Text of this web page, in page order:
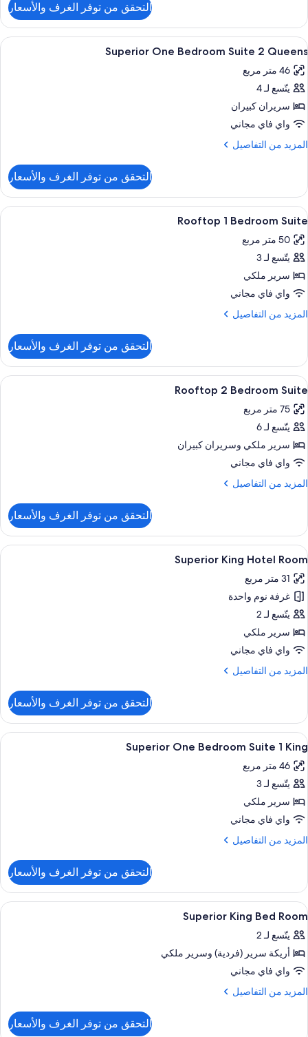
Superior
Hotel
Room
Queen
التحقق من توفر الغرف والأسعار
استعراض
جميع
صور
Superior
One
Bedroom
Suite
أغطية فراش متميزة وخزنة داخل الغرفة
8
Superior One Bedroom Suite 2 Queens
46 متر مربع
يتّسع لـ 4
سريران كبيران
واي فاي مجاني
المزيد من التفاصيل
المزيد
Superior
One
Bedroom
2
Queens
التحقق من توفر الغرف والأسعار
استعراض
جميع
صور
Rooftop
1
Bedroom
Suite
أغطية فراش متميزة وخزنة داخل الغرفة
10
Rooftop 1 Bedroom Suite
50 متر مربع
يتّسع لـ 3
سرير ملكي
واي فاي مجاني
المزيد من التفاصيل
المزيد
Rooftop
Bedroom
التحقق من توفر الغرف والأسعار
استعراض
جميع
صور
Rooftop
2
Bedroom
Suite
أغطية فراش متميزة وخزنة داخل الغرفة
10
Rooftop 2 Bedroom Suite
75 متر مربع
يتّسع لـ 6
سرير ملكي‫‬ وسريران كبيران
واي فاي مجاني
المزيد من التفاصيل
المزيد
Rooftop
Bedroom
التحقق من توفر الغرف والأسعار
استعراض
جميع
صور
Superior
King
Hotel
Room
أغطية فراش متميزة وخزنة داخل الغرفة
8
Superior King Hotel Room
31 متر مربع
غرفة نوم واحدة
يتّسع لـ 2
سرير ملكي
واي فاي مجاني
المزيد من التفاصيل
المزيد
Superior
King
Hotel
Room
التحقق من توفر الغرف والأسعار
استعراض
جميع
صور
Superior
One
Bedroom
Suite
أغطية فراش متميزة وخزنة داخل الغرفة
8
Superior One Bedroom Suite 1 King
46 متر مربع
يتّسع لـ 3
سرير ملكي
واي فاي مجاني
المزيد من التفاصيل
المزيد
Superior
One
Bedroom
King
التحقق من توفر الغرف والأسعار
استعراض
جميع
صور
Superior
King
Bed
أغطية فراش متميزة وخزنة داخل الغرفة
10
Superior King Bed Room
يتّسع لـ 2
أريكة سرير (فردية)‫‬ وسرير ملكي
واي فاي مجاني
المزيد من التفاصيل
المزيد
التحقق من توفر الغرف والأسعار